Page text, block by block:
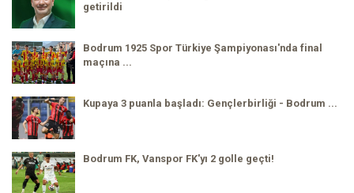
getirildi
Bodrum 1925 Spor Türkiye Şampiyonası'nda final
maçına ...
Kupaya 3 puanla başladı: Gençlerbirliği - Bodrum ...
Bodrum FK, Vanspor FK'yı 2 golle geçti!